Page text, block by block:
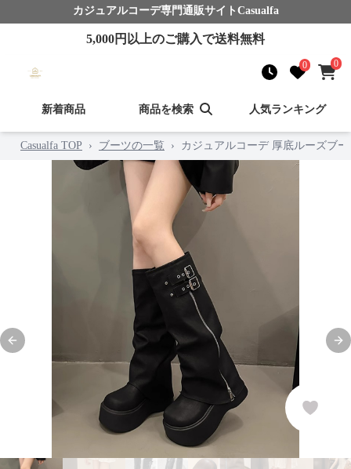
カジュアルコーデ専門通販サイト Casualfa
5,000円以上のご購入で送料無料
0 0
新着商品 商品を検索 人気ランキング
Casualfa TOP › ブーツの一覧 › カジュアルコーデ 厚底ルーズブ
Previous slide